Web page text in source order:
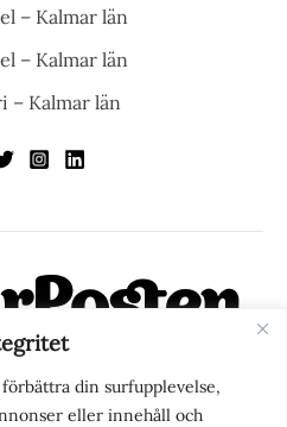
din surfupplevelse,
eller innehåll och
– Kalmar län
– Kalmar län
– Kalmar län
på nätet. Med
också med blick för det större
självklara kanal för nyheter,